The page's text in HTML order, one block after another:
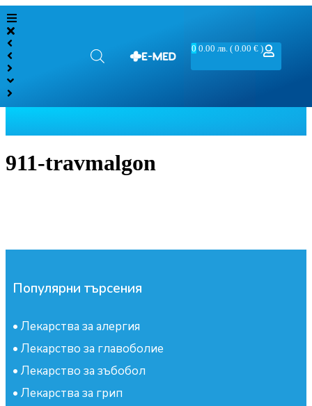
0 0.00лв. ( 0.00 € )
911-travmalgon
Популярни търсения
• Лекарства за алергия
• Лекарство за главоболие
• Лекарство за зъбобол
• Лекарства за грип